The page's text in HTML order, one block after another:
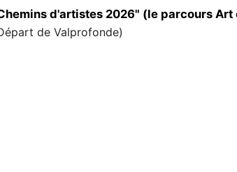
d'artistes 2026" (le parcours Art
de Valprofonde)